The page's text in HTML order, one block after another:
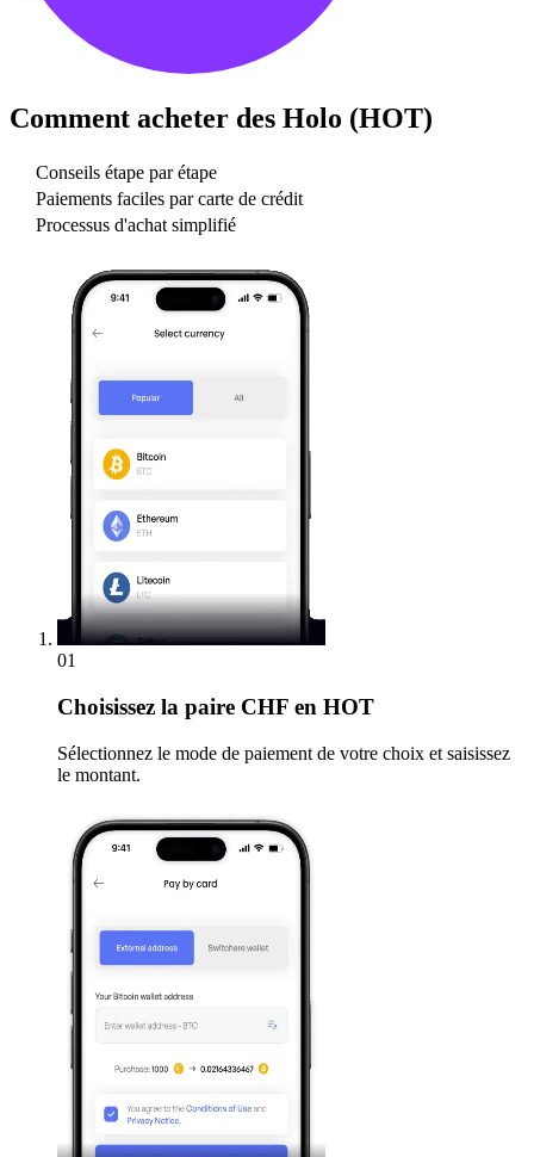
Comment acheter des Holo (HOT)
Conseils étape par étape
Paiements faciles par carte de crédit
Processus d'achat simplifié
01
Choisissez la paire CHF en HOT
Sélectionnez le mode de paiement de votre choix et saisissez
le montant.